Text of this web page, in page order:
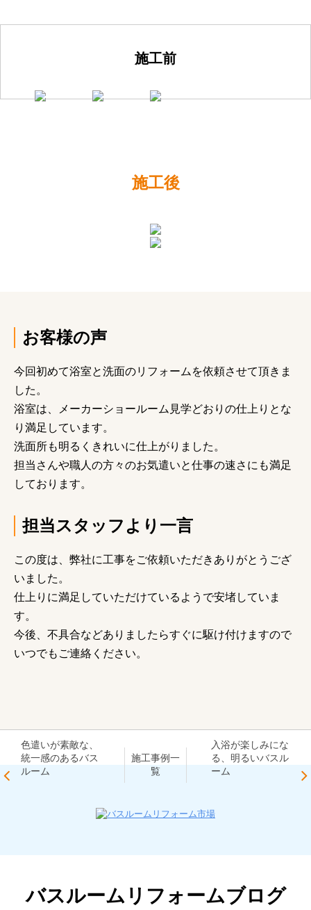
施工前
施工後
お客様の声
今回初めて浴室と洗面のリフォームを依頼させて頂きま
した。
浴室は、メーカーショールーム見学どおりの仕上りとな
り満足しています。
洗面所も明るくきれいに仕上がりました。
担当さんや職人の方々のお気遣いと仕事の速さにも満足
しております。
担当スタッフより一言
この度は、弊社に工事をご依頼いただきありがとうござ
いました。
仕上りに満足していただけているようで安堵していま
す。
今後、不具合などありましたらすぐに駆け付けますので
いつでもご連絡ください。
色遣いが素敵な、
統一感のあるバス
ルーム
入浴が楽しみにな
る、明るいバスル
ーム
施工事例一
覧
バスルームリフォームブログ